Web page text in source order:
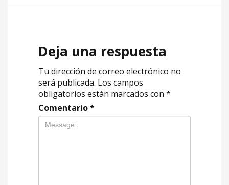
Deja una respuesta
Tu dirección de correo electrónico no
será publicada. Los campos
obligatorios están marcados con *
Comentario*